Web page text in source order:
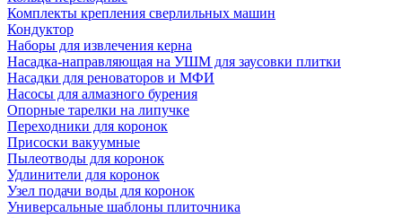
Комплекты крепления сверлильных машин
Кондуктор
Наборы для извлечения керна
Насадка-направляющая на УШМ для заусовки плитки
Насадки для реноваторов и МФИ
Насосы для алмазного бурения
Опорные тарелки на липучке
Переходники для коронок
Присоски вакуумные
Пылеотводы для коронок
Удлинители для коронок
Узел подачи воды для коронок
Универсальные шаблоны плиточника